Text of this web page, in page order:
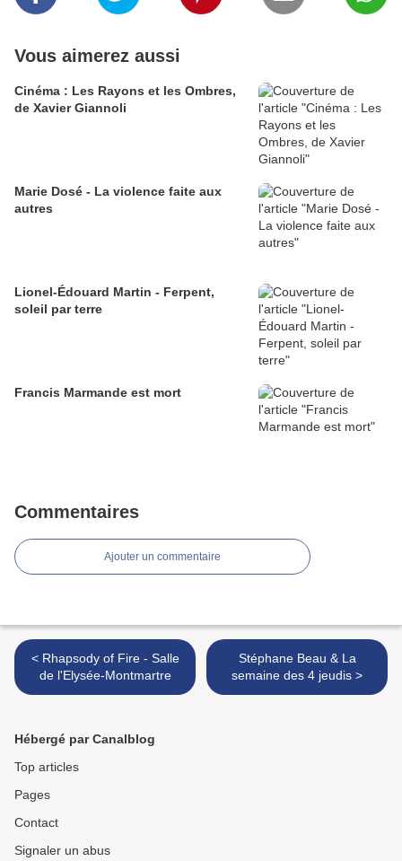
Vous aimerez aussi
Cinéma : Les Rayons et les Ombres,
de Xavier Giannoli
Marie Dosé - La violence faite aux
autres
Lionel-Édouard Martin - Ferpent,
soleil par terre
Francis Marmande est mort
Commentaires
Ajouter un commentaire
< Rhapsody of Fire - Salle
de l'Elysée-Montmartre
Stéphane Beau & La
semaine des 4 jeudis >
Hébergé par Canalblog
Top articles
Pages
Contact
Signaler un abus